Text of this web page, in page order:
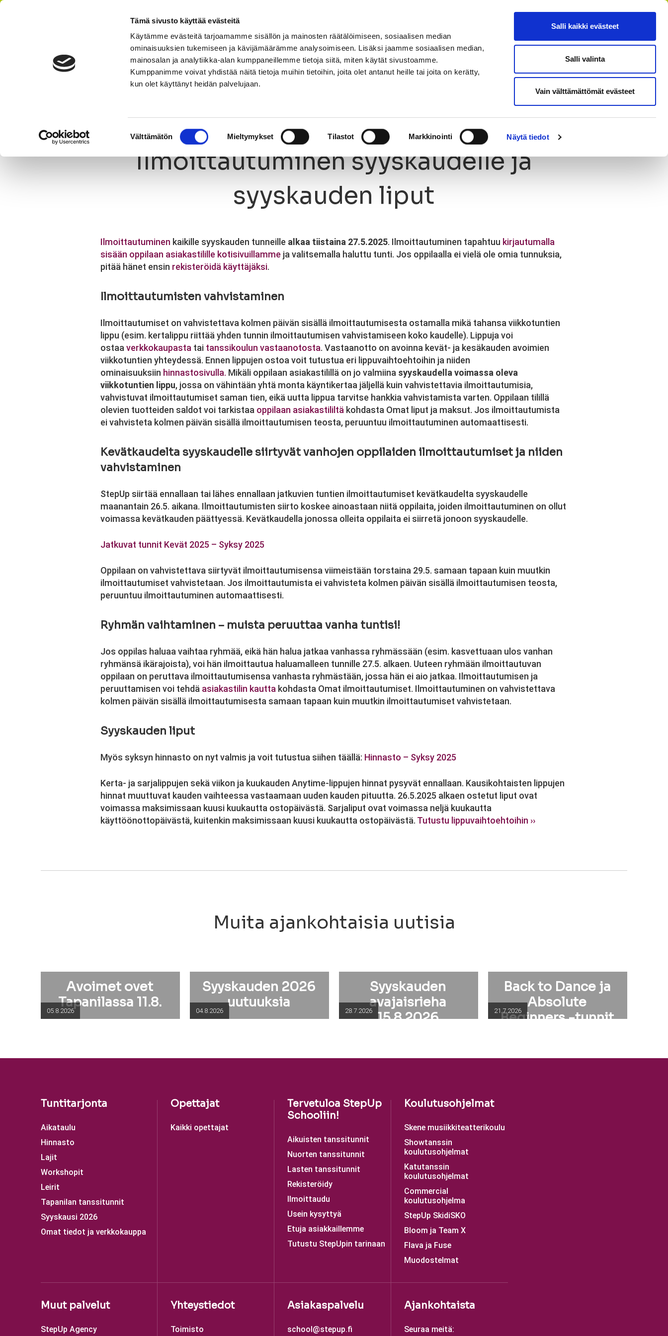
Tämä sivusto käyttää evästeitä
Käytämme evästeitä tarjoamamme sisällön ja mainosten räätälöimiseen, sosiaalisen median
ominaisuuksien tukemiseen ja kävijämäärämme analysoimiseen. Lisäksi jaamme sosiaalisen median,
mainosalan ja analytiikka-alan kumppaneillemme tietoja siitä, miten käytät sivustoamme.
Kumppanimme voivat yhdistää näitä tietoja muihin tietoihin, joita olet antanut heille tai joita on kerätty,
kun olet käyttänyt heidän palvelujaan.
Välttämätön Mieltymykset Tilastot Markkinointi Näytä tiedot
Salli kaikki evästeet
Salli valinta
Vain välttämättömät evästeet
FI SV EN RU
AIKATAULU HINNASTO LAJIT OPETTAJAT KIRJAUDU MENU
22.4.2025
Ilmoittautuminen syyskaudelle ja
syyskauden liput
Ilmoittautuminen kaikille syyskauden tunneille alkaa tiistaina 27.5.2025. Ilmoittautuminen tapahtuu kirjautumalla
sisään oppilaan asiakastilille kotisivuillamme ja valitsemalla haluttu tunti. Jos oppilaalla ei vielä ole omia tunnuksia,
pitää hänet ensin rekisteröidä käyttäjäksi.
Ilmoittautumisten vahvistaminen
Ilmoittautumiset on vahvistettava kolmen päivän sisällä ilmoittautumisesta ostamalla mikä tahansa viikkotuntien
lippu (esim. kertalippu riittää yhden tunnin ilmoittautumisen vahvistamiseen koko kaudelle). Lippuja voi
ostaa verkkokaupasta tai tanssikoulun vastaanotosta. Vastaanotto on avoinna kevät- ja kesäkauden avoimien
viikkotuntien yhteydessä. Ennen lippujen ostoa voit tutustua eri lippuvaihtoehtoihin ja niiden
ominaisuuksiin hinnastosivulla. Mikäli oppilaan asiakastilillä on jo valmiina syyskaudella voimassa oleva
viikkotuntien lippu, jossa on vähintään yhtä monta käyntikertaa jäljellä kuin vahvistettavia ilmoittautumisia,
vahvistuvat ilmoittautumiset saman tien, eikä uutta lippua tarvitse hankkia vahvistamista varten. Oppilaan tilillä
olevien tuotteiden saldot voi tarkistaa oppilaan asiakastililtä kohdasta Omat liput ja maksut. Jos ilmoittautumista
ei vahvisteta kolmen päivän sisällä ilmoittautumisen teosta, peruuntuu ilmoittautuminen automaattisesti.
Kevätkaudelta syyskaudelle siirtyvät vanhojen oppilaiden ilmoittautumiset ja niiden
vahvistaminen
StepUp siirtää ennallaan tai lähes ennallaan jatkuvien tuntien ilmoittautumiset kevätkaudelta syyskaudelle
maanantain 26.5. aikana. Ilmoittautumisten siirto koskee ainoastaan niitä oppilaita, joiden ilmoittautuminen on ollut
voimassa kevätkauden päättyessä. Kevätkaudella jonossa olleita oppilaita ei siirretä jonoon syyskaudelle.
Jatkuvat tunnit Kevät 2025 – Syksy 2025
Oppilaan on vahvistettava siirtyvät ilmoittautumisensa viimeistään torstaina 29.5. samaan tapaan kuin muutkin
ilmoittautumiset vahvistetaan. Jos ilmoittautumista ei vahvisteta kolmen päivän sisällä ilmoittautumisen teosta,
peruuntuu ilmoittautuminen automaattisesti.
Ryhmän vaihtaminen – muista peruuttaa vanha tuntisi!
Jos oppilas haluaa vaihtaa ryhmää, eikä hän halua jatkaa vanhassa ryhmässään (esim. kasvettuaan ulos vanhan
ryhmänsä ikärajoista), voi hän ilmoittautua haluamalleen tunnille 27.5. alkaen. Uuteen ryhmään ilmoittautuvan
oppilaan on peruttava ilmoittautumisensa vanhasta ryhmästään, jossa hän ei aio jatkaa. Ilmoittautumisen ja
peruuttamisen voi tehdä asiakastilin kautta kohdasta Omat ilmoittautumiset. Ilmoittautuminen on vahvistettava
kolmen päivän sisällä ilmoittautumisesta samaan tapaan kuin muutkin ilmoittautumiset vahvistetaan.
Syyskauden liput
Myös syksyn hinnasto on nyt valmis ja voit tutustua siihen täällä: Hinnasto – Syksy 2025
Kerta- ja sarjalippujen sekä viikon ja kuukauden Anytime-lippujen hinnat pysyvät ennallaan. Kausikohtaisten lippujen
hinnat muuttuvat kauden vaihteessa vastaamaan uuden kauden pituutta. 26.5.2025 alkaen ostetut liput ovat
voimassa maksimissaan kuusi kuukautta ostopäivästä. Sarjaliput ovat voimassa neljä kuukautta
käyttöönottopäivästä, kuitenkin maksimissaan kuusi kuukautta ostopäivästä. Tutustu lippuvaihtoehtoihin ››
Muita ajankohtaisia uutisia
Avoimet ovet
Tapanilassa 11.8.
05.8.2026
Syyskauden 2026
uutuuksia
04.8.2026
Syyskauden
avajaisrieha
15.8.2026
28.7.2026
Back to Dance ja
Absolute
Beginners -tunnit
21.7.2026
Tuntitarjonta
Aikataulu
Hinnasto
Lajit
Workshopit
Leirit
Tapanilan tanssitunnit
Syyskausi 2026
Omat tiedot ja verkkokauppa
Opettajat
Kaikki opettajat
Tervetuloa StepUp
Schooliin!
Aikuisten tanssitunnit
Nuorten tanssitunnit
Lasten tanssitunnit
Rekisteröidy
Ilmoittaudu
Usein kysyttyä
Etuja asiakkaillemme
Tutustu StepUpin tarinaan
Koulutusohjelmat
Skene musiikkiteatterikoulu
Showtanssin
koulutusohjelmat
Katutanssin
koulutusohjelmat
Commercial
koulutusohjelma
StepUp SkidiSKO
Bloom ja Team X
Flava ja Fuse
Muodostelmat
Muut palvelut
StepUp Agency
Yhteystiedot
Toimisto
Asiakaspalvelu
school@stepup.fi
Ajankohtaista
Seuraa meitä: